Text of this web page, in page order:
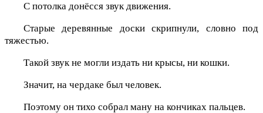
С потолка донёсся звук движения.
Старые деревянные доски скрипнули, словно под
тяжестью.
Такой звук не могли издать ни крысы, ни кошки.
Значит, на чердаке был человек.
Поэтому он тихо собрал ману на кончиках пальцев.